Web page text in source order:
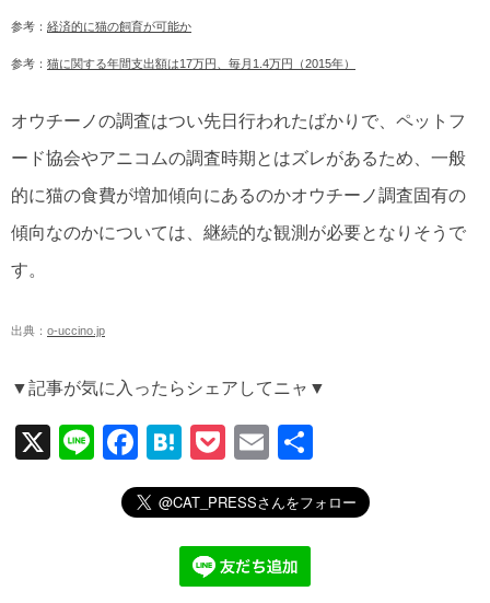
参考： 経済的に猫の飼育が可能か
参考： 猫に関する年間支出額は17万円、毎月1.4万円（2015年）
オウチーノの調査はつい先日行われたばかりで、ペットフ
ード協会やアニコムの調査時期とはズレがあるため、一般
的に猫の食費が増加傾向にあるのかオウチーノ調査固有の
傾向なのかについては、継続的な観測が必要となりそうで
す。
出典： o-uccino.jp
▼記事が気に入ったらシェアしてニャ▼
X
Li
F
a
c
H
at
e
n
a
P
o
ck
et
E
m
ail
有